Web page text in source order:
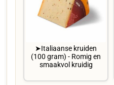
➤Italiaanse kruiden
(100 gram) - Romig en
smaakvol kruidig